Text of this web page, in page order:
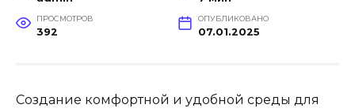
ПРОСМОТРОВ
392
ОПУБЛИКОВАНО
07.01.2025
Создание комфортной и удобной среды для